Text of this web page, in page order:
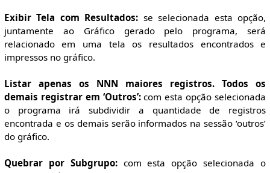
Exibir Tela com Resultados: se selecionada esta opção,
juntamente ao Gráfico gerado pelo programa, será
relacionado em uma tela os resultados encontrados e
impressos no gráfico.
Listar apenas os NNN maiores registros. Todos os
demais registrar em ‘Outros’:com esta opção selecionada
o programa irá subdividir a quantidade de registros
encontrada e os demais serão informados na sessão ‘outros’
do gráfico.
Quebrar por Subgrupo:com esta opção selecionada o